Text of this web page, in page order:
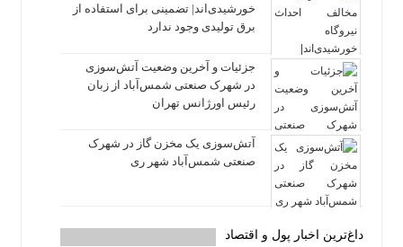
خورشیدی‌اند| تضمینی برای استفاده از
برق تولیدی وجود ندارد
جزئیات و آخرین وضعیت آتش‌سوزی
در شهرک صنعتی شمس‌آباد از زبان
رئیس اورژانس تهران
آتش‌سوزی یک مخزن گاز در شهرک
صنعتی شمس‌آباد شهر ری
داغ‌ترین اخبار پول و اقتصاد